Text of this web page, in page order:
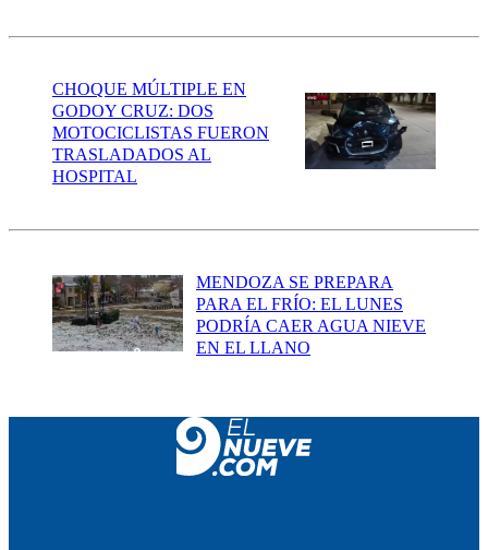
CHOQUE MÚLTIPLE EN
GODOY CRUZ: DOS
MOTOCICLISTAS FUERON
TRASLADADOS AL
HOSPITAL
MENDOZA SE PREPARA
PARA EL FRÍO: EL LUNES
PODRÍA CAER AGUA NIEVE
EN EL LLANO